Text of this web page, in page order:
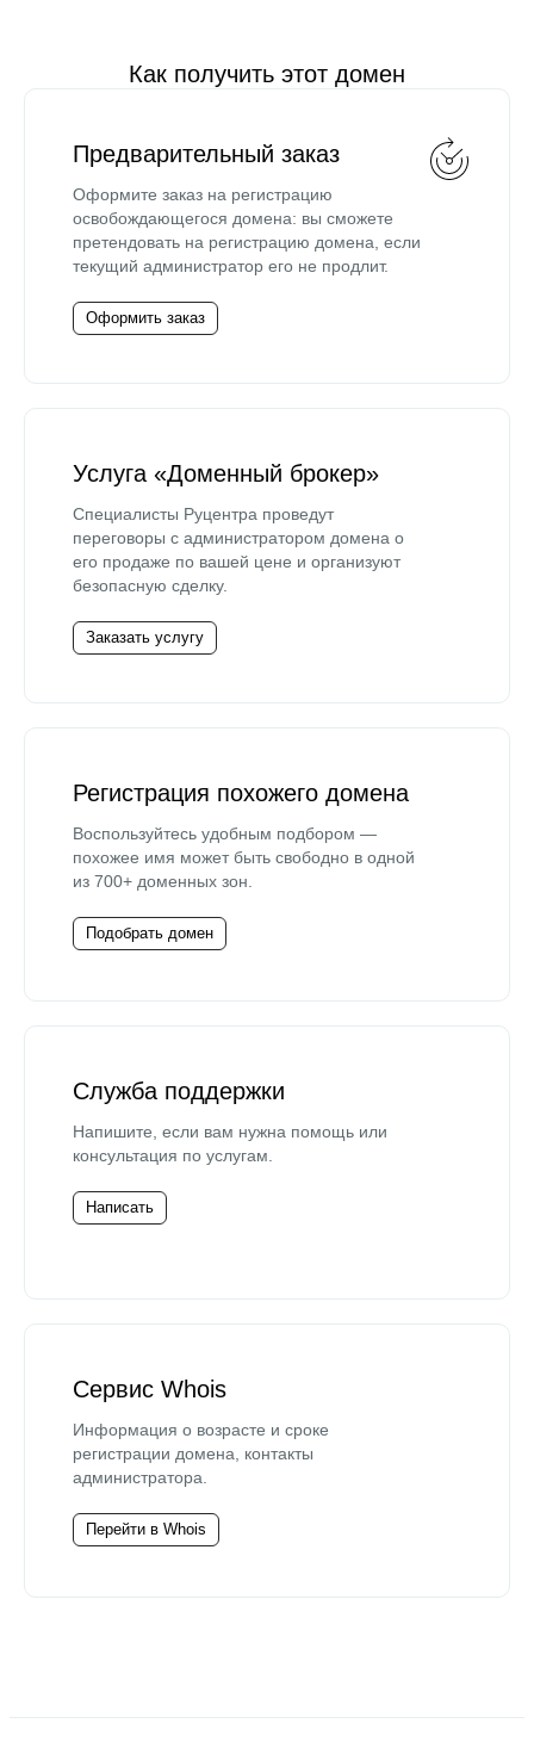
Как получить этот домен
Предварительный заказ
Оформите заказ на регистрацию
освобождающегося домена: вы сможете
претендовать на регистрацию домена, если
текущий администратор его не продлит.
Оформить заказ
Услуга «Доменный брокер»
Специалисты Руцентра проведут
переговоры с администратором домена о
его продаже по вашей цене и организуют
безопасную сделку.
Заказать услугу
Регистрация похожего домена
Воспользуйтесь удобным подбором —
похожее имя может быть свободно в одной
из 700+ доменных зон.
Подобрать домен
Служба поддержки
Напишите, если вам нужна помощь или
консультация по услугам.
Написать
Сервис Whois
Информация о возрасте и сроке
регистрации домена, контакты
администратора.
Перейти в Whois